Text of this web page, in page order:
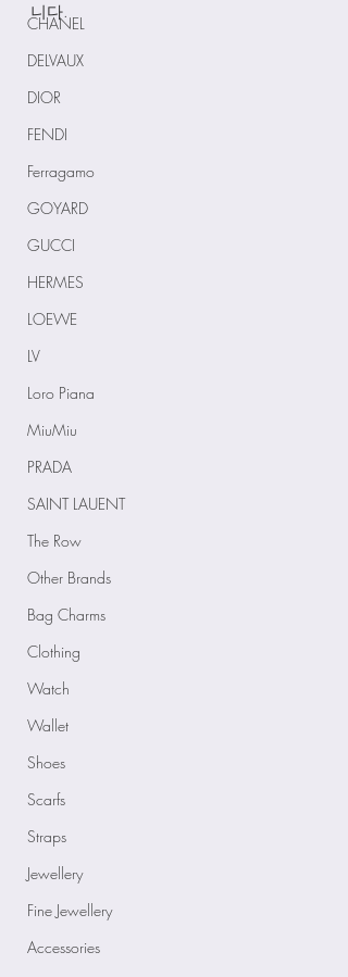
CHANEL
DELVAUX
DIOR
FENDI
Ferragamo
GOYARD
GUCCI
HERMES
LOEWE
LV
Loro Piana
MiuMiu
PRADA
SAINT LAUENT
The Row
Other Brands
Bag Charms
Clothing
Watch
Wallet
Shoes
Scarfs
Straps
Jewellery
Fine Jewellery
Accessories
니다.